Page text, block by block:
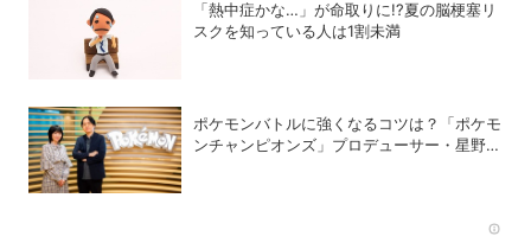
「熱中症かな…」が命取りに!?夏の脳梗塞リ
スクを知っている人は1割未満
ポケモンバトルに強くなるコツは？「ポケモ
ンチャンピオンズ」プロデューサー・星野正